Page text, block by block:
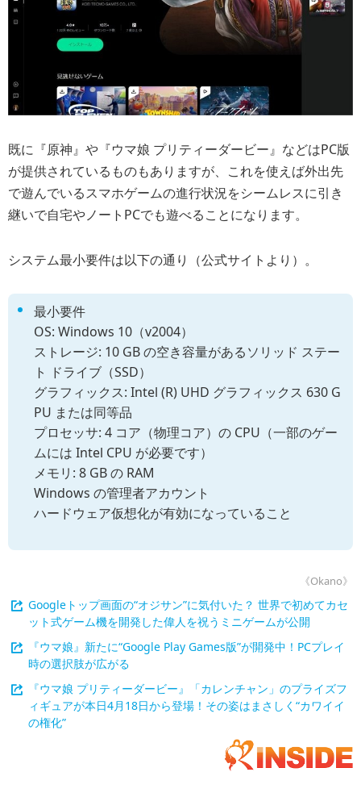
既に『原神』や『ウマ娘 プリティーダービー』などはPC版
が提供されているものもありますが、これを使えば外出先
で遊んでいるスマホゲームの進行状況をシームレスに引き
継いで自宅やノートPCでも遊べることになります。
システム最小要件は以下の通り（公式サイトより）。
最小要件
OS: Windows 10（v2004）
ストレージ: 10 GB の空き容量があるソリッド ステー
ト ドライブ（SSD）
グラフィックス: Intel (R) UHD グラフィックス 630 G
PU または同等品
プロセッサ: 4 コア（物理コア）の CPU（一部のゲー
ムには Intel CPU が必要です）
メモリ: 8 GB の RAM
Windows の管理者アカウント
ハードウェア仮想化が有効になっていること
《Okano》
Googleトップ画面の“オジサン”に気付いた？ 世界で初めてカセ
ット式ゲーム機を開発した偉人を祝うミニゲームが公開
『ウマ娘』新たに“Google Play Games版”が開発中！PCプレイ
時の選択肢が広がる
『ウマ娘 プリティーダービー』「カレンチャン」のプライズフ
ィギュアが本日4月18日から登場！その姿はまさしく“カワイイ
の権化”